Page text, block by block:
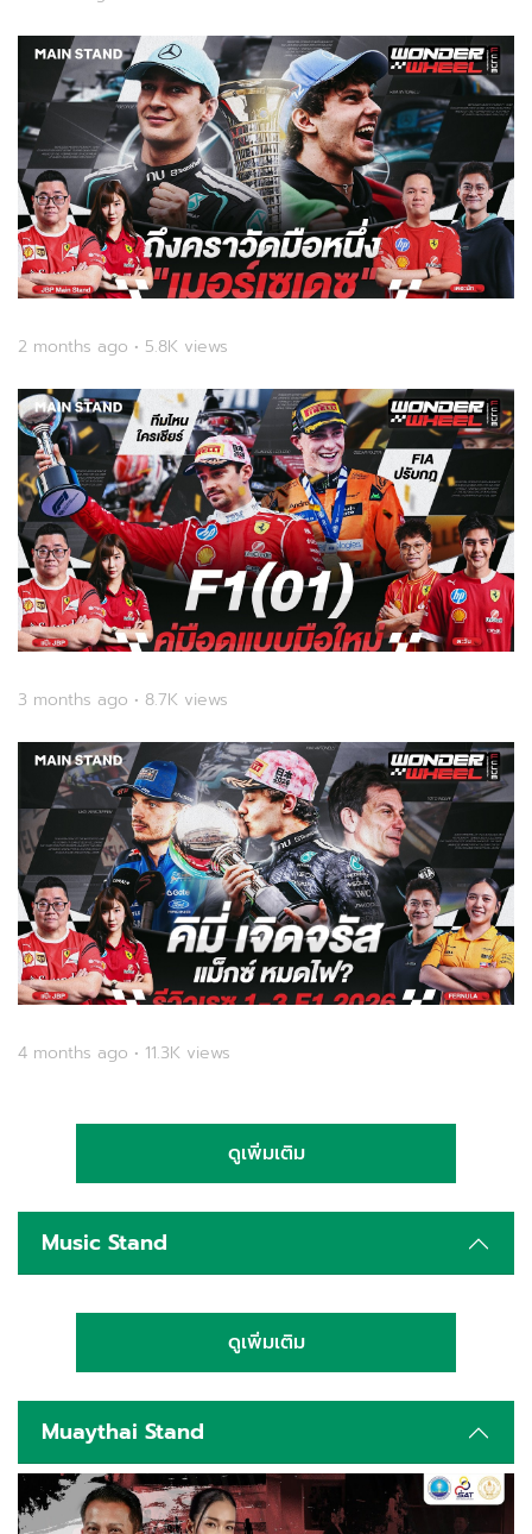
2 months ago • 5.8K views
3 months ago • 8.7K views
4 months ago • 11.3K views
ดูเพิ่มเติม
Music Stand
ดูเพิ่มเติม
Muaythai Stand